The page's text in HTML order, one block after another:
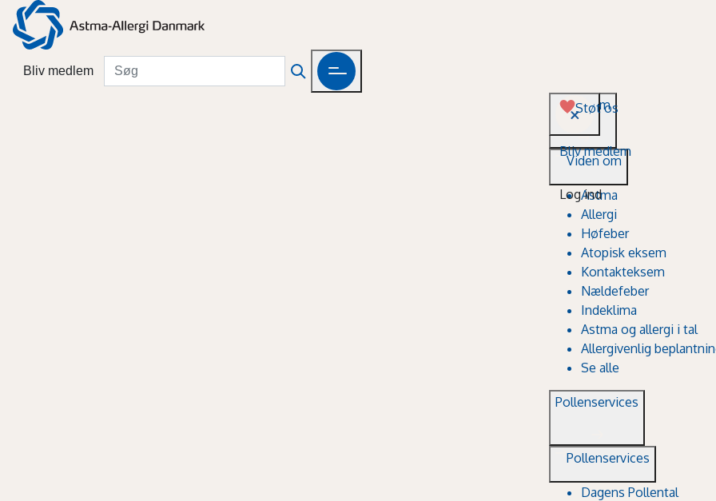
Bliv medlem
Støt os
Bliv medlem
Log ind
Viden om
Viden om
Astma
Allergi
Høfeber
Atopisk eksem
Kontakteksem
Nældefeber
Indeklima
Astma og allergi i tal
Allergivenlig
Se alle
Pollenservices
Pollenservices
Dagens Pollental